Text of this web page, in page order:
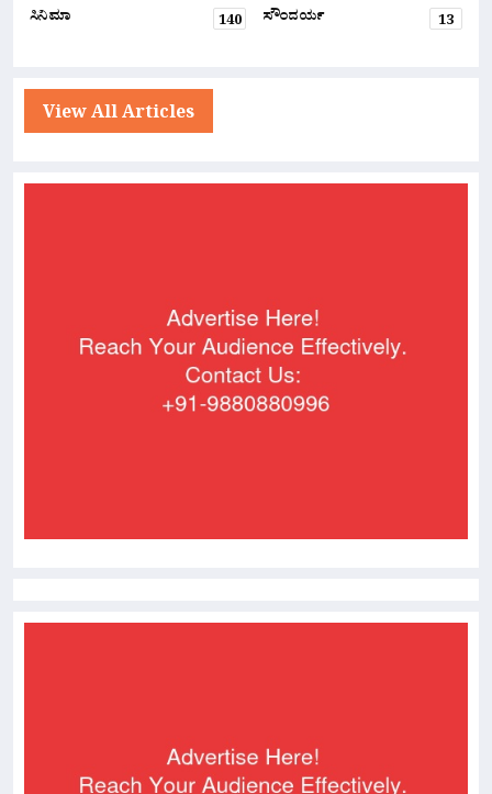
ಸಿನಿಮಾ
140 ಸೌಂದರ್ಯ 13
View All Articles